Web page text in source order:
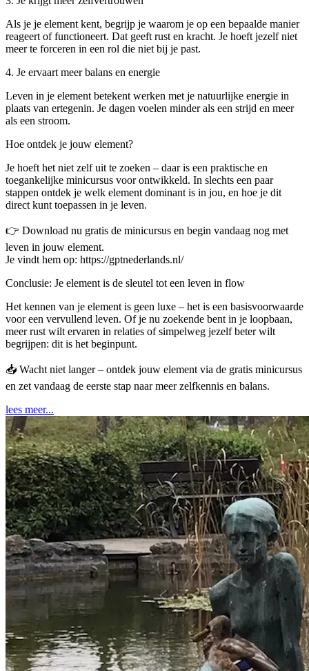
Als je je element kent, begrijp je waarom je op een bepaalde manier
reageert of functioneert. Dat geeft rust en kracht. Je hoeft jezelf niet
meer te forceren in een rol die niet bij je past.
4. Je ervaart meer balans en energie
Leven in je element betekent werken met je natuurlijke energie in
plaats van ertegenin. Je dagen voelen minder als een strijd en meer
als een stroom.
Hoe ontdek je jouw element?
Je hoeft het niet zelf uit te zoeken – daar is een praktische en
toegankelijke minicursus voor ontwikkeld. In slechts een paar
stappen ontdek je welk element dominant is in jou, en hoe je dit
direct kunt toepassen in je leven.
👉 Download nu gratis de minicursus en begin vandaag nog met
leven in jouw element.
Je vindt hem op: https://gptnederlands.nl/
Conclusie: Je element is de sleutel tot een leven in flow
Het kennen van je element is geen luxe – het is een basisvoorwaarde
voor een vervullend leven. Of je nu zoekende bent in je loopbaan,
meer rust wilt ervaren in relaties of simpelweg jezelf beter wilt
begrijpen: dit is het beginpunt.
📥 Wacht niet langer – ontdek jouw element via de gratis minicursus
en zet vandaag de eerste stap naar meer zelfkennis en balans.
lees meer...